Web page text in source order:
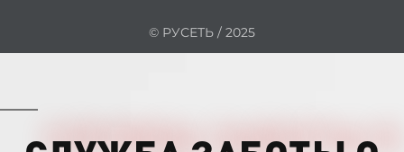
© РУСЕТЬ / 2025